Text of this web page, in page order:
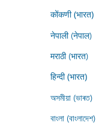
कोंकणी (भारत)
नेपाली (नेपाल)
मराठी (भारत)
हिन्दी (भारत)
অসমীয়া (ভাৰত)
বাংলা (বাংলাদেশ)